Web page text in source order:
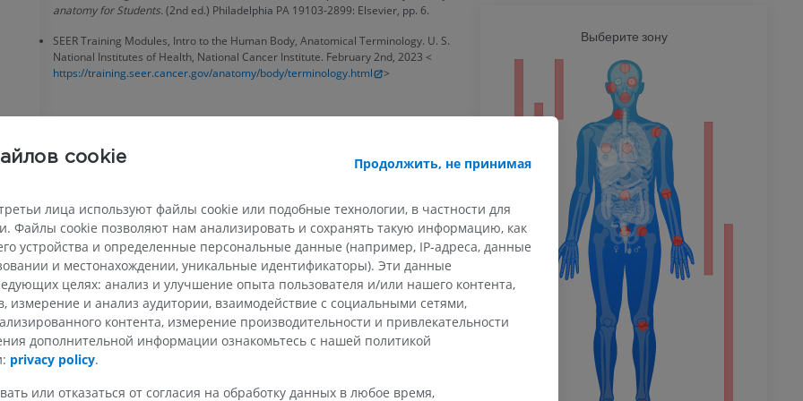
anatomy for Students.(2nd ed.) Philadelphia PA 19103-2899: Elsevier, pp. 6.
SEER Training Modules, Intro to the Human Body, Anatomical Terminology. U. S.
National Institutes of Health, National Cancer Institute. February 2nd, 2023 <
https://training.seer.cancer.gov/anatomy/body/terminology.html
>
МРТ верхней
MPT
ПРЕМИУМ
МРТ запястья
MPT
ПРЕМИУМ
МРТ локтевого сустава
MPT
Нижняя конечность
ПРЕМИУМ
Рентгенография
БЕСПЛАТНО
МРТ нижней конечности
MPT
ПРЕМИУМ
Hip MRI
ПРЕМИУМ
Выберите зону
cookie Продолжить, не принимая
лица используют файлы cookie или подобные технологии, в частности для
Файлы cookie позволяют нам анализировать и сохранять такую информацию, как
устройства и определенные персональные данные (например, IP-адреса, данные
и местонахождении, уникальные идентификаторы). Эти данные
целях: анализ и улучшение опыта пользователя и/или нашего контента,
измерение и анализ аудитории, взаимодействие с социальными сетями,
контента, измерение производительности и привлекательности
дополнительной информации ознакомьтесь с нашей политикой
privacy policy.
или отказаться от согласия на обработку данных в любое время,